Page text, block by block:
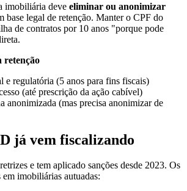
imobiliária deve eliminar ou anonimizar
base legal de retenção. Manter o CPF do
de contratos por 10 anos "porque pode
retenção
e regulatória (5 anos para fins fiscais)
(até prescrição da ação cabível)
anonimizada (mas precisa anonimizar de
já vem fiscalizando
e tem aplicado sanções desde 2023. Os
imobiliárias autuadas: